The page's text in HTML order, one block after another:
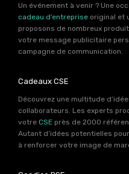
Un événement à venir ? Une
cadeau d’entreprise original et
proposons de nombreux
votre message publicitaire
campagne de communication.
Cadeaux CSE
Découvrez une multitude
collaborateurs. Les experts
votre CSE près de 2000
Autant d’idées potentielles
à renforcer votre image de